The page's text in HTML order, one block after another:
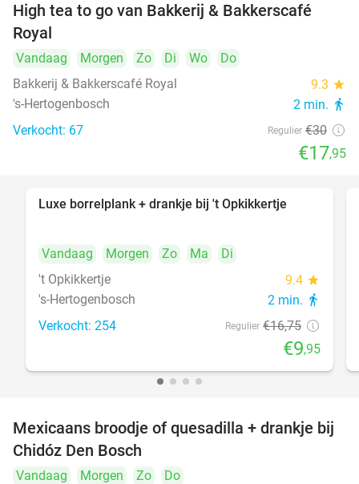
40%
High tea to go van Bakkerij & Bakkerscafé
Royal
Vandaag Morgen Zo Di Wo
Do
Bakkerij & Bakkerscafé Royal
9.3 star
's-Hertogenbosch 2 min. directions_walk
Verkocht: 67 Regulier €30
€17,95
Luxe borrelplank + drankje bij 't Opkikkertje
Vandaag Morgen Zo Ma
Di
't Opkikkertje
9.4 star
's-Hertogenbosch 2 min. directions_walk
Verkocht: 254 Regulier €16,75
€9,95
37%
Mexicaans broodje of quesadilla + drankje bij
Chidóz Den Bosch
Vandaag Morgen Zo
Do